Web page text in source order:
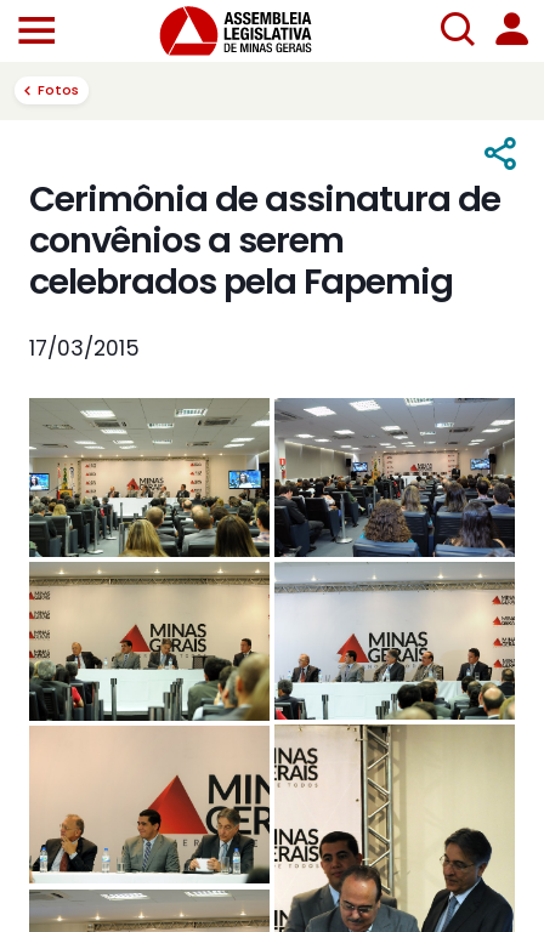
Fotos
Cerimônia de assinatura de
convênios a serem
celebrados pela Fapemig
17/03/2015